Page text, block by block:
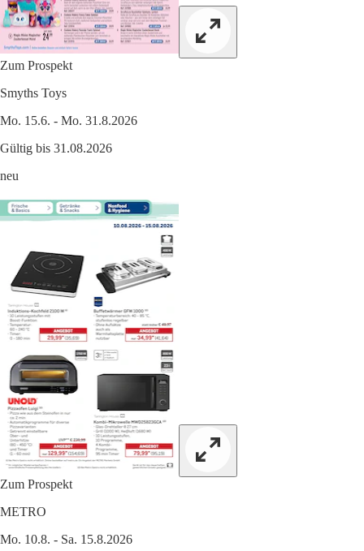
Zum Prospekt
Smyths Toys
Mo. 15.6. - Mo. 31.8.2026
Gültig bis 31.08.2026
neu
Zum Prospekt
METRO
Mo. 10.8. - Sa. 15.8.2026